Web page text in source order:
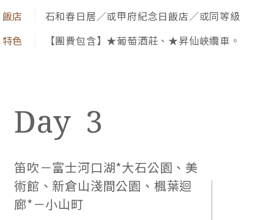
山梨縣為日本首屈一指的葡萄酒釀造地，日照時間
長、雨量少，適合栽種色澤和糖度皆品質穩定的葡
石和春日居／或甲府紀念日飯店／或同等級
【團費包含】★葡萄酒莊、★昇仙峽纜車。
3
笛吹－富士河口湖*大石公園、美
術館、新倉山淺間公園、楓葉迴
廊*－小山町